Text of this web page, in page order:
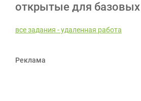
открытые для базовых
все задания - удаленная работа
Реклама